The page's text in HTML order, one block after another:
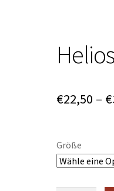
€22,50 – €
Größe